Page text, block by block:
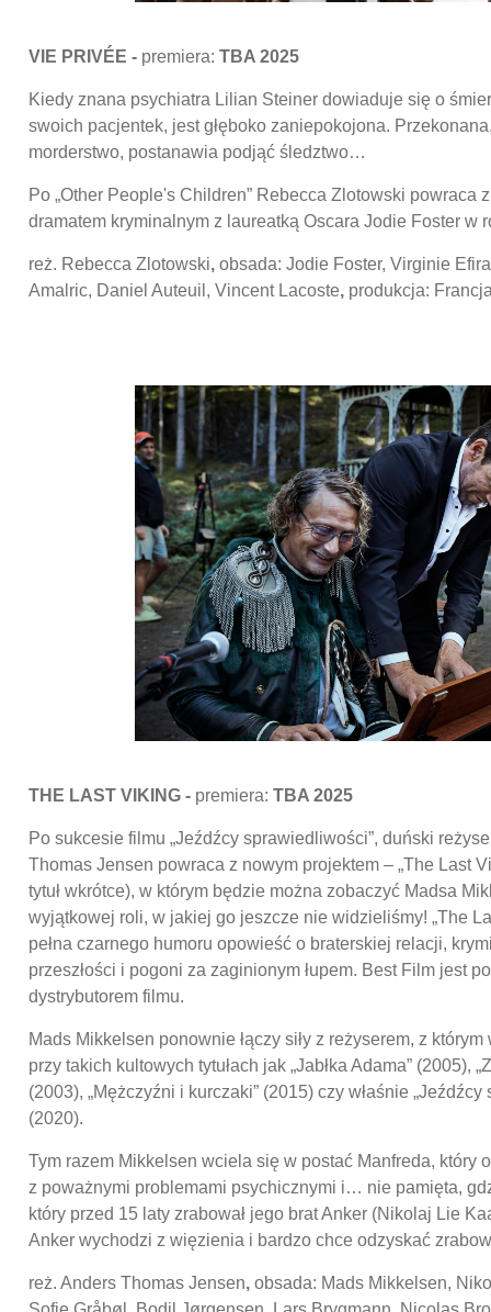
VIE PRIVÉE - premiera: TBA 2025
Kiedy znana psychiatra Lilian Steiner dowiaduje się o
swoich pacjentek, jest głęboko zaniepokojona.
morderstwo, postanawia podjąć śledztwo…
Po „Other People's Children” Rebecca Zlotowski powraca
dramatem kryminalnym z laureatką Oscara Jodie Foster w
reż. Rebecca Zlotowski, obsada: Jodie Foster, Virginie
Amalric, Daniel Auteuil, Vincent Lacoste, produkcja:
THE LAST VIKING - premiera: TBA 2025
Po sukcesie filmu „Jeźdźcy sprawiedliwości”, duński
Thomas Jensen powraca z nowym projektem – „The Last
tytuł wkrótce), w którym będzie można zobaczyć Madsa
wyjątkowej roli, w jakiej go jeszcze nie widzieliśmy! „The
pełna czarnego humoru opowieść o braterskiej relacji,
przeszłości i pogoni za zaginionym łupem. Best Film jest
dystrybutorem filmu.
Mads Mikkelsen ponownie łączy siły z reżyserem, z którym
przy takich kultowych tytułach jak „Jabłka Adama” (2005),
(2003), „Mężczyźni i kurczaki” (2015) czy właśnie
(2020).
Tym razem Mikkelsen wciela się w postać Manfreda, który
z poważnymi problemami psychicznymi i… nie pamięta,
który przed 15 laty zrabował jego brat Anker (Nikolaj Lie
Anker wychodzi z więzienia i bardzo chce odzyskać
reż. Anders Thomas Jensen, obsada: Mads Mikkelsen,